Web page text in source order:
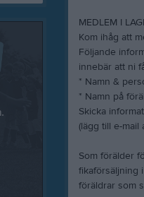
MEDLEM I
Kom ihåg att
Följande
innebär att ni
* Namn &
* Namn på
Skicka
(lägg till e-
Som förälder
fikaförsäljning
föräldrar som